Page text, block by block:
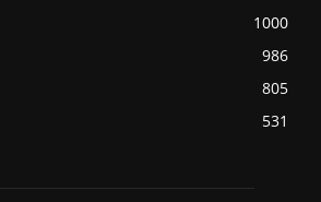
1000
986
805
531